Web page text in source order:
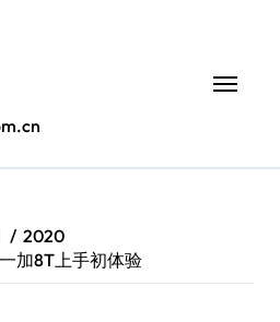
2020
加8T上手初体验